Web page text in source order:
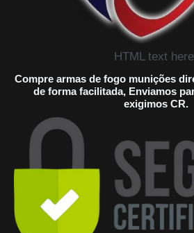
HTML text
Compre armas de fogo munições
de forma facilitada, Enviamos
exigimos CR.